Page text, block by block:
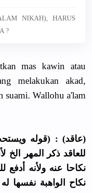
NIKAH), HARUS
?
mas kawin atau
melakukan akad,
suami. Wallohu a'lam
(عاقد) : (قوله
للعاقد ذكر المهر
نكاحا عنه ولأنه أدفع
نكاح الواهبة نفسها